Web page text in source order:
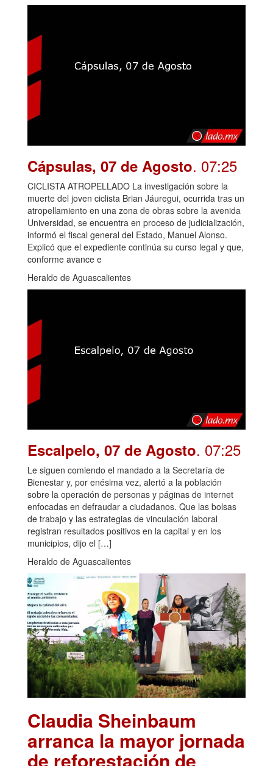
Cápsulas, 07 de Agosto. 07:25
CICLISTA ATROPELLADO La investigación sobre la
muerte del joven ciclista Brian Jáuregui, ocurrida tras un
atropellamiento en una zona de obras sobre la avenida
Universidad, se encuentra en proceso de judicialización,
informó el fiscal general del Estado, Manuel Alonso.
Explicó que el expediente continúa su curso legal y que,
conforme avance e
Heraldo de Aguascalientes
Escalpelo, 07 de Agosto. 07:25
Le siguen comiendo el mandado a la Secretaría de
Bienestar y, por enésima vez, alertó a la población
sobre la operación de personas y páginas de internet
enfocadas en defraudar a ciudadanos. Que las bolsas
de trabajo y las estrategias de vinculación laboral
registran resultados positivos en la capital y en los
municipios, dijo el […]
Heraldo de Aguascalientes
Claudia Sheinbaum
arranca la mayor jornada
de reforestación de